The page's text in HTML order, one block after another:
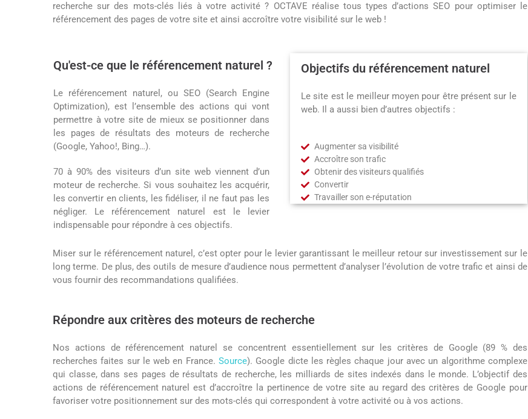
recherche sur des mots-clés liés à votre activité ? OCTAVE réalise tous types d’actions SEO pour optimiser le
référencement des pages de votre site et ainsi accroître votre visibilité sur le web !
Qu'est-ce que le référencement naturel ?
Le référencement naturel, ou SEO (Search Engine
Optimization), est l’ensemble des actions qui vont
permettre à votre site de mieux se positionner dans
les pages de résultats des moteurs de recherche
(Google, Yahoo!, Bing…).
70 à 90% des visiteurs d’un site web viennent d’un
moteur de recherche. Si vous souhaitez les acquérir,
les convertir en clients, les fidéliser, il ne faut pas les
négliger. Le référencement naturel est le levier
indispensable pour répondre à ces objectifs.
Objectifs du référencement naturel
Le site est le meilleur moyen pour être présent sur le
web. Il a aussi bien d’autres objectifs :
Augmenter sa visibilité
Accroître son trafic
Obtenir des visiteurs qualifiés
Convertir
Travailler son e-réputation
Miser sur le référencement naturel, c’est opter pour le levier garantissant le meilleur retour sur investissement sur le
long terme. De plus, des outils de mesure d’audience nous permettent d’analyser l’évolution de votre trafic et ainsi de
vous fournir des recommandations qualifiées.
Répondre aux critères des moteurs de recherche
Nos actions de référencement naturel se concentrent essentiellement sur les critères de Google (89 % des
recherches faites sur le web en France.Source). Google dicte les règles chaque jour avec un algorithme complexe
qui classe, dans ses pages de résultats de recherche, les milliards de sites indexés dans le monde. L’objectif des
actions de référencement naturel est d’accroître la pertinence de votre site au regard des critères de Google pour
favoriser votre positionnement sur des mots-clés qui correspondent à votre activité ou à vos actions.